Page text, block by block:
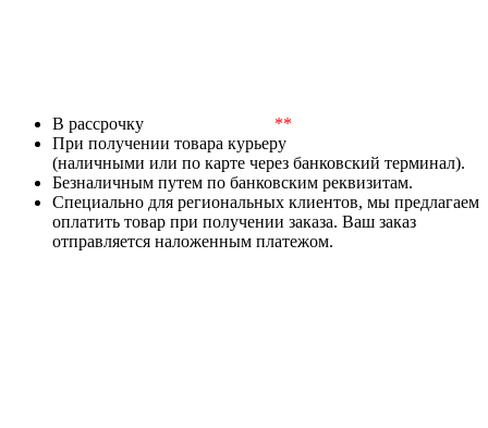
В рассрочку
**
При получении товара курьеру
(наличными или по карте через банковский терминал).
Безналичным путем по банковским реквизитам.
Специально для региональных клиентов, мы предлагаем
оплатить товар при получении заказа. Ваш заказ
отправляется наложенным платежом.